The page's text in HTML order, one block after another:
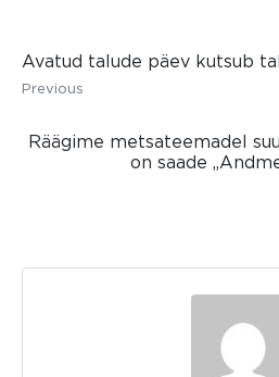
Avatud talude päev kutsub
Previous
Räägime metsateemadel
on saade